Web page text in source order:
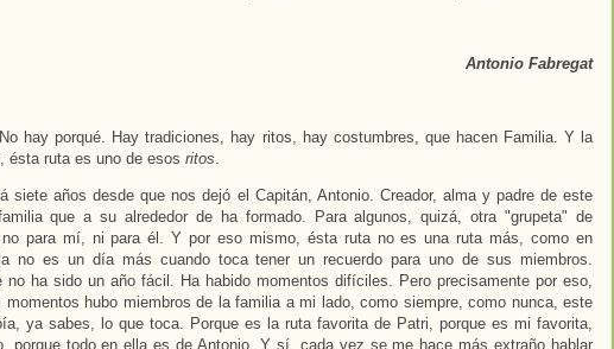
Antonio Fabregat
hay porqué. Hay tradiciones, hay ritos, hay costumbres, que hacen Familia. Y la
ésta ruta es uno de esos ritos
siete años desde que nos dejó el Capitán, Antonio. Creador, alma y padre de este
que a su alrededor de ha formado. Para algunos, quizá, otra "grupeta" de
para mí, ni para él. Y por eso mismo, ésta ruta no es una ruta más, como en
no es un día más cuando toca tener un recuerdo para uno de sus miembros.
no ha sido un año fácil. Ha habido momentos difíciles. Pero precisamente por eso,
momentos hubo miembros de la familia a mi lado, como siempre, como nunca, este
ya sabes, lo que toca. Porque es la ruta favorita de Patri, porque es mi favorita,
porque todo en ella es de Antonio. Y sí, cada vez se me hace más extraño hablar